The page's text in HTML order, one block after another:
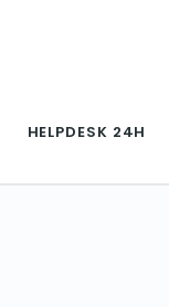
HELPDESK 24H